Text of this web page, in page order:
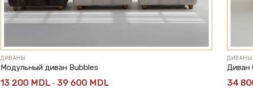
ДИВАНЫ
Модульный диван Bubbles
13 200 MDL – 39 600 MDLцен:
ДИВАНЫ
Диван
34